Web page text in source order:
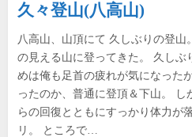
久々登山(八高山)
八高山、山頂にて 久しぶりの登山
の見える山に登ってきた。 久しぶ
めは俺も足首の疲れが気になった
ったのか、普通に登頂＆下山。
らの回復とともにすっかり体力が
リ。 ところで…